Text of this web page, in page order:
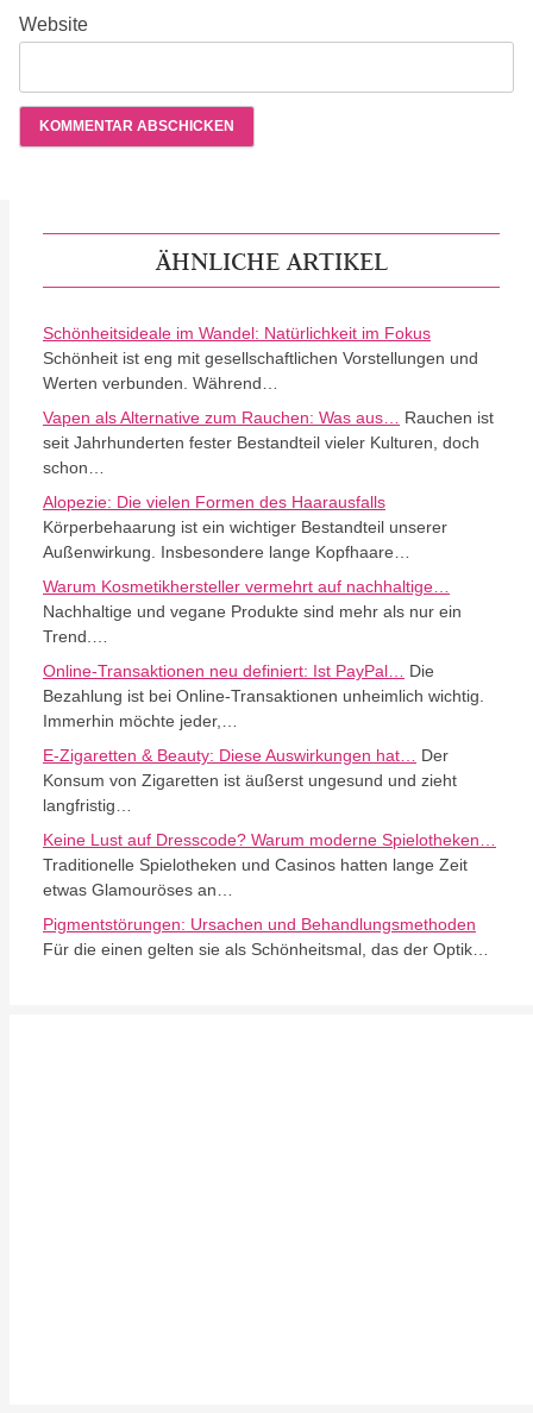
Website
ÄHNLICHE ARTIKEL
Schönheitsideale im Wandel: Natürlichkeit im Fokus
Schönheit ist eng mit gesellschaftlichen Vorstellungen und
Werten verbunden. Während…
Vapen als Alternative zum Rauchen: Was aus… Rauchen ist
seit Jahrhunderten fester Bestandteil vieler Kulturen, doch
schon…
Alopezie: Die vielen Formen des Haarausfalls
Körperbehaarung ist ein wichtiger Bestandteil unserer
Außenwirkung. Insbesondere lange Kopfhaare…
Warum Kosmetikhersteller vermehrt auf nachhaltige…
Nachhaltige und vegane Produkte sind mehr als nur ein
Trend.…
Online-Transaktionen neu definiert: Ist PayPal… Die
Bezahlung ist bei Online-Transaktionen unheimlich wichtig.
Immerhin möchte jeder,…
E-Zigaretten & Beauty: Diese Auswirkungen hat… Der
Konsum von Zigaretten ist äußerst ungesund und zieht
langfristig…
Keine Lust auf Dresscode? Warum moderne Spielotheken…
Traditionelle Spielotheken und Casinos hatten lange Zeit
etwas Glamouröses an…
Pigmentstörungen: Ursachen und Behandlungsmethoden
Für die einen gelten sie als Schönheitsmal, das der Optik…